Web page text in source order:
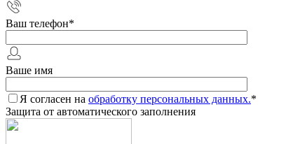
Ваш телефон*
Ваше имя
Я согласен на обработку персональных данных.*
Защита от автоматического заполнения